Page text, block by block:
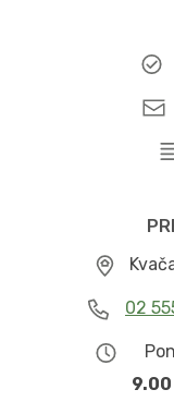
02
9.00